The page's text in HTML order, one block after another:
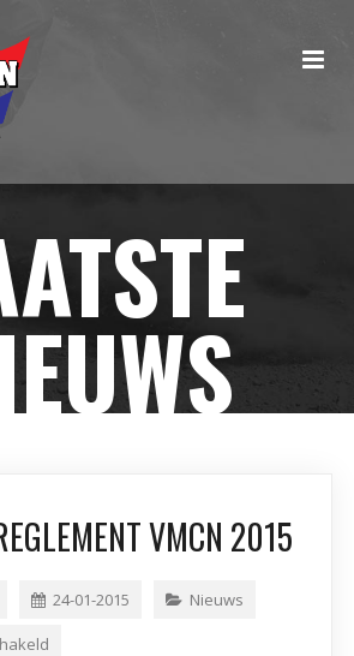
VMCN 2015
24-01-2015 Nieuws